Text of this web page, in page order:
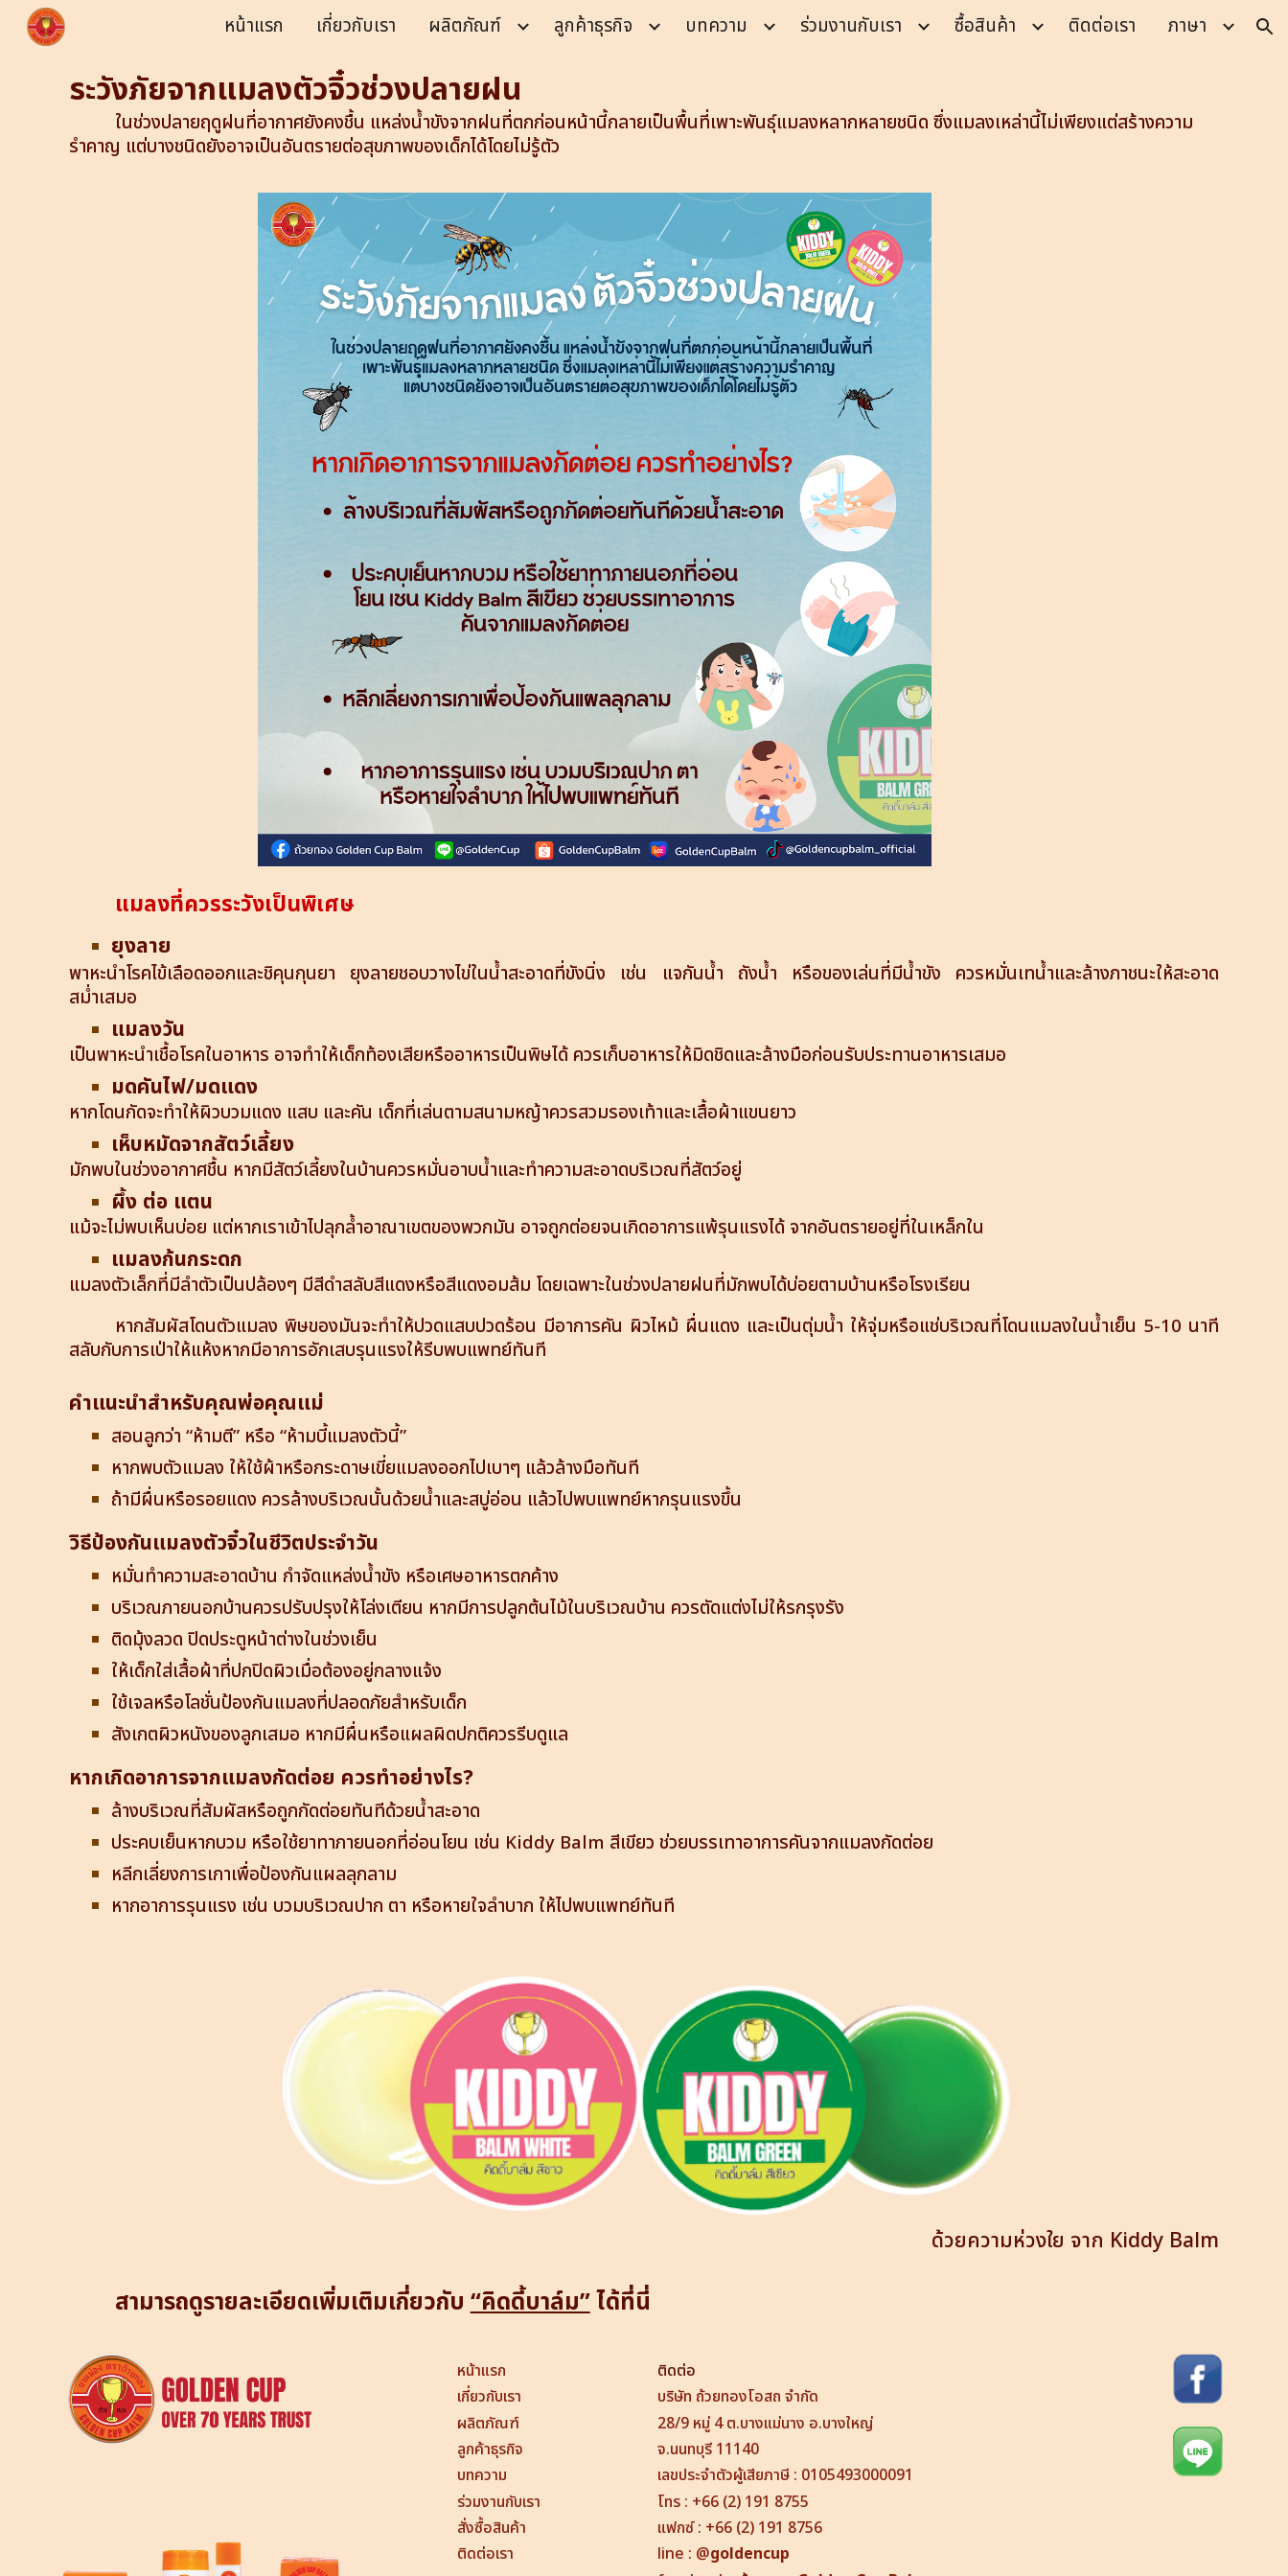
Skip to main content Skip to navigation
หน้าแรก เกี่ยวกับเรา ผลิตภัณฑ์ ลูกค้าธุรกิจ บทความ ร่วมงานกับเรา ซื้อสินค้า ติดต่อเรา ภาษา
ระวังภัยจากแมลงตัวจิ๋วช่วงปลายฝน
ในช่วงปลายฤดูฝนที่อากาศยังคงชื้น แหล่งน้ำขังจากฝนที่ตกก่อนหน้านี้กลายเป็นพื้นที่เพาะพันธุ์แมลงหลากหลายชนิด ซึ่งแมลงเหล่านี้ไม่เพียงแต่สร้างความ
รำคาญ แต่บางชนิดยังอาจเป็นอันตรายต่อสุขภาพของเด็กได้โดยไม่รู้ตัว
แมลงที่ควรระวังเป็นพิเศษ
ยุงลาย
พาหะนำโรคไข้เลือดออกและชิคุนกุนยา ยุงลายชอบวางไข่ในน้ำสะอาดที่ขังนิ่ง เช่น แจกันน้ำ ถังน้ำ หรือของเล่นที่มีน้ำขัง ควรหมั่นเทน้ำและล้างภาชนะให้สะอาด
สม่ำเสมอ
แมลงวัน
เป็นพาหะนำเชื้อโรคในอาหาร อาจทำให้เด็กท้องเสียหรืออาหารเป็นพิษได้ ควรเก็บอาหารให้มิดชิดและล้างมือก่อนรับประทานอาหารเสมอ
มดคันไฟ/มดแดง
หากโดนกัดจะทำให้ผิวบวมแดง แสบ และคัน เด็กที่เล่นตามสนามหญ้าควรสวมรองเท้าและเสื้อผ้าแขนยาว
เห็บหมัดจากสัตว์เลี้ยง
มักพบในช่วงอากาศชื้น หากมีสัตว์เลี้ยงในบ้านควรหมั่นอาบน้ำและทำความสะอาดบริเวณที่สัตว์อยู่
ผึ้ง ต่อ แตน
แม้จะไม่พบเห็นบ่อย แต่หากเราเข้าไปลุกล้ำอาณาเขตของพวกมัน อาจถูกต่อยจนเกิดอาการแพ้รุนแรงได้ จากอันตรายอยู่ที่ในเหล็กใน
แมลงก้นกระดก
แมลงตัวเล็กที่มีลำตัวเป็นปล้องๆ มีสีดำสลับสีแดงหรือสีแดงอมส้ม โดยเฉพาะในช่วงปลายฝนที่มักพบได้บ่อยตามบ้านหรือโรงเรียน
หากสัมผัสโดนตัวแมลง พิษของมันจะทำให้ปวดแสบปวดร้อน มีอาการคัน ผิวไหม้ ผื่นแดง และเป็นตุ่มน้ำ ให้จุ่มหรือแช่บริเวณที่โดนแมลงในน้ำเย็น 5-10 นาที
สลับกับการเป่าให้แห้งหากมีอาการอักเสบรุนแรงให้รีบพบแพทย์ทันที
คำแนะนำสำหรับคุณพ่อคุณแม่
สอนลูกว่า “ห้ามตี” หรือ “ห้ามบี้แมลงตัวนี้”
หากพบตัวแมลง ให้ใช้ผ้าหรือกระดาษเขี่ยแมลงออกไปเบาๆ แล้วล้างมือทันที
ถ้ามีผื่นหรือรอยแดง ควรล้างบริเวณนั้นด้วยน้ำและสบู่อ่อน แล้วไปพบแพทย์หากรุนแรงขึ้น
วิธีป้องกันแมลงตัวจิ๋วในชีวิตประจำวัน
หมั่นทำความสะอาดบ้าน กำจัดแหล่งน้ำขัง หรือเศษอาหารตกค้าง
บริเวณภายนอกบ้านควรปรับปรุงให้โล่งเตียน หากมีการปลูกต้นไม้ในบริเวณบ้าน ควรตัดแต่งไม่ให้รกรุงรัง
ติดมุ้งลวด ปิดประตูหน้าต่างในช่วงเย็น
ให้เด็กใส่เสื้อผ้าที่ปกปิดผิวเมื่อต้องอยู่กลางแจ้ง
ใช้เจลหรือโลชั่นป้องกันแมลงที่ปลอดภัยสำหรับเด็ก
สังเกตผิวหนังของลูกเสมอ หากมีผื่นหรือแผลผิดปกติควรรีบดูแล
หากเกิดอาการจากแมลงกัดต่อย ควรทำอย่างไร?
ล้างบริเวณที่สัมผัสหรือถูกกัดต่อยทันทีด้วยน้ำสะอาด
ประคบเย็นหากบวม หรือใช้ยาทาภายนอกที่อ่อนโยน เช่น Kiddy Balm สีเขียว ช่วยบรรเทาอาการคันจากแมลงกัดต่อย
หลีกเลี่ยงการเกาเพื่อป้องกันแผลลุกลาม
หากอาการรุนแรง เช่น บวมบริเวณปาก ตา หรือหายใจลำบาก ให้ไปพบแพทย์ทันที
ด้วยความห่วงใย จาก Kiddy Balm
สามารถดูรายละเอียดเพิ่มเติมเกี่ยวกับ“คิดดี้บาล์ม”ได้ที่นี่
หน้าแรก
เกี่ยวกับเรา
ผลิตภัณฑ์
ลูกค้าธุรกิจ
บทความ
ร่วมงานกับเรา
สั่งซื้อสินค้า
ติดต่อเรา
ติดต่อ
บริษัท ถ้วยทองโอสถ จำกัด
28/9 หมู่ 4 ต.บางแม่นาง อ.บางใหญ่
จ.นนทบุรี 11140
เลขประจำตัวผู้เสียภาษี : 0105493000091
โทร : +66 (2) 191 8755
แฟกซ์ : +66 (2) 191 8756
line : @goldencup